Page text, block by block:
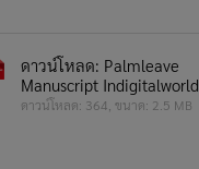
ดาวน์โหลด: Palmleave
Manuscript Indigitalworld
ดาวน์โหลด: 364, ขนาด: 2.5 MB